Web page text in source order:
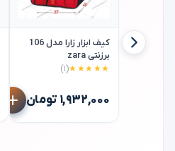
کیف ابزار زارا مدل 106
برزنتی zara
★★★★★(۱)
۱,۹۳۲,۰۰۰ تومان